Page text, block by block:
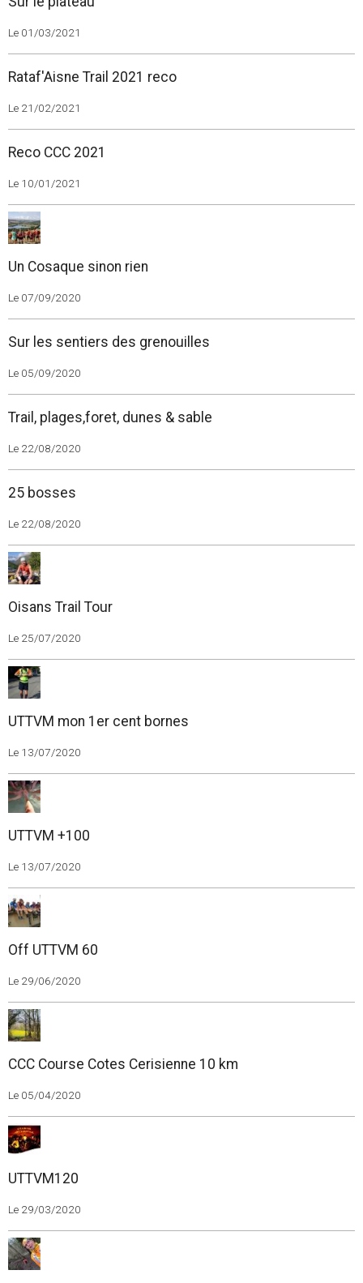
Le 01/03/2021
Rataf'Aisne Trail 2021 reco
Le 21/02/2021
Reco CCC 2021
Le 10/01/2021
Un Cosaque sinon rien
Le 07/09/2020
Sur les sentiers des grenouilles
Le 05/09/2020
Trail, plages,foret, dunes & sable
Le 22/08/2020
25 bosses
Le 22/08/2020
Oisans Trail Tour
Le 25/07/2020
UTTVM mon 1er cent bornes
Le 13/07/2020
UTTVM +100
Le 13/07/2020
Off UTTVM 60
Le 29/06/2020
CCC Course Cotes Cerisienne 10 km
Le 05/04/2020
UTTVM120
Le 29/03/2020